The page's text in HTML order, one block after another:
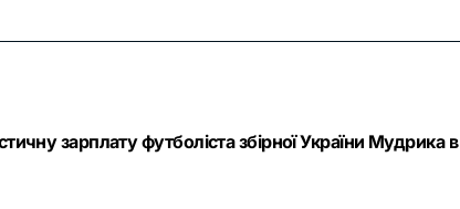
зарплату футболіста збірної України Мудрика в